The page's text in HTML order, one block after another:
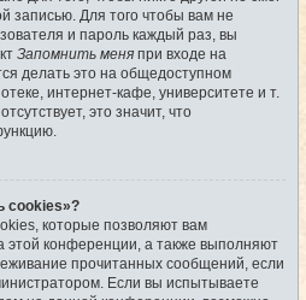
записью. Для того чтобы вам не
и пароль каждый раз, вы
Запомнить меня при входе на
делать это на общедоступном
интернет-кафе, университете и т.
отсутствует, это значит, что
cookies»?
которые позволяют вам
этой конференции, а также выполняют
прочитанных сообщений, если
Если вы испытываете